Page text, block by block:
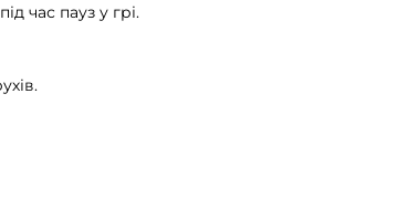
час пауз у грі.